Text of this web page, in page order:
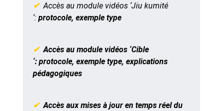
✔ Accès au module vidéos ‘Jiu kumité
‘: protocole, exemple type
✔ Accès au module vidéos ‘Cible
‘: protocole, exemple type, explications
pédagogiques
✔Accès aux mises à jour en temps réel du